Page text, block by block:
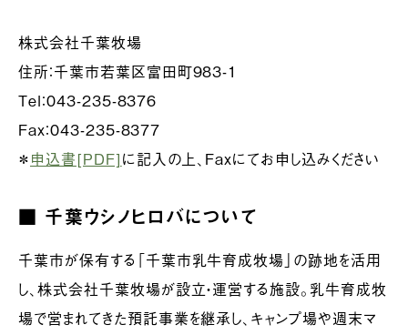
株式会社千葉牧場
住所：千葉市若葉区富田町983-1
Tel：043-235-8376
Fax：043-235-8377
＊申込書[PDF]に記入の上、Faxにてお申し込みください
■ 千葉ウシノヒロバについて
千葉市が保有する「千葉市乳牛育成牧場」の跡地を活用
し、株式会社千葉牧場が設立・運営する施設。乳牛育成牧
場で営まれてきた預託事業を継承し、キャンプ場や週末マ